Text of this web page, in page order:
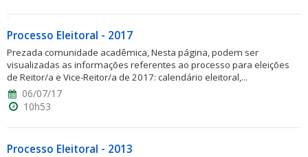
Processo Eleitoral - 2017
Prezada comunidade acadêmica, Nesta página, podem ser
visualizadas as informações referentes ao processo para eleições
de Reitor/a e Vice-Reitor/a de 2017: calendário eleitoral,...
06/07/17
10h53
Processo Eleitoral - 2013